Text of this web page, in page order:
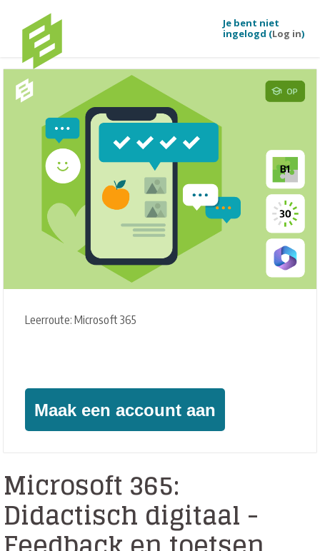
Ga naar hoofdinhoud
Je bent niet
ingelogd (Log in)
Microsoft 365:
Didactisch digitaal -
Leerroute: Microsoft 365
Maak een account aan